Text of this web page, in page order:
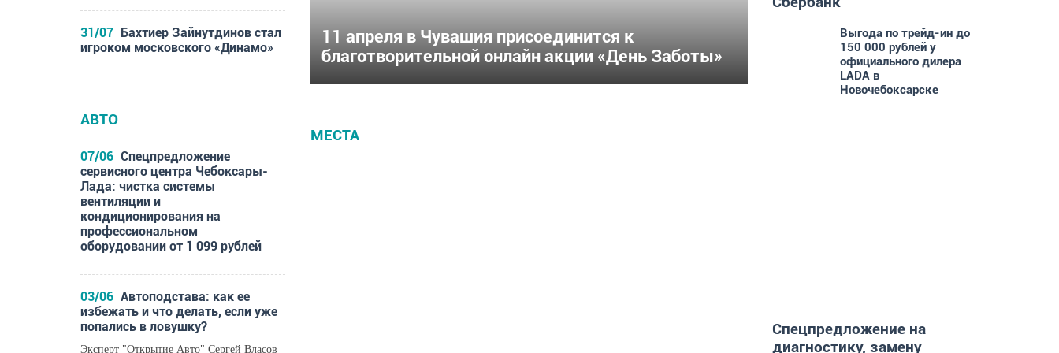
31/07
Бахтиер Зайнутдинов стал
игроком московского «Динамо»
АВТО
07/06 Спецпредложение
сервисного центра Чебоксары-
Лада: чистка системы
вентиляции и
кондиционирования на
профессиональном
оборудовании от 1 099 рублей
03/06 Автоподстава: как ее
избежать и что делать, если уже
попались в ловушку?
Эксперт "Открытие Авто" Сергей Власов
11 апреля в Чувашия присоединится к
благотворительной онлайн акции «День Заботы»
Выгода по трейд-ин до
150 000 рублей у
официального дилера
LADA в
Новочебоксарске
МЕСТА
Спецпредложение на
диагностику, замену